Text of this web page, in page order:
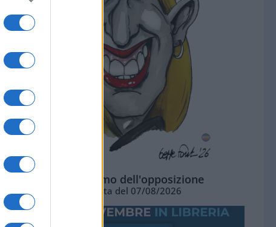
L'ottimismo dell'opposizione
Vignetta del 07/08/2026